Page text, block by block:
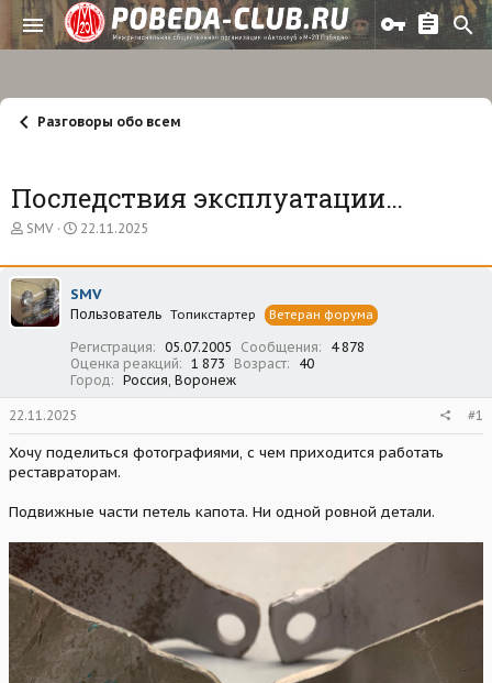
Разговоры обо всем
Последствия эксплуатации…
А
т
о
р
т
SMV
Д
т
н
а
а
л
а
22.11.2025
SMV
Пользователь Топикстартер Ветеран форума
Регистрация 05.07.2005 Сообщения
4 878
Оценка реакций
1 873 Возраст
40
Город
Россия, Воронеж
22.11.2025 #1
Хочу поделиться фотографиями, с чем приходится работать
реставраторам.
Подвижные части петель капота. Ни одной ровной детали.